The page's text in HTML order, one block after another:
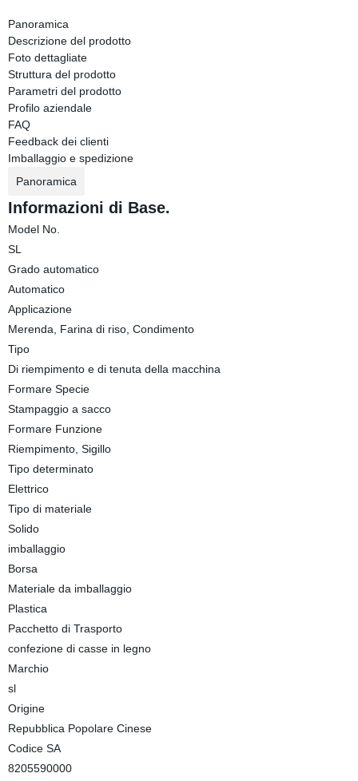
Panoramica
Descrizione del prodotto
Foto dettagliate
Struttura del prodotto
Parametri del prodotto
Profilo aziendale
FAQ
Feedback dei clienti
Imballaggio e spedizione
Panoramica
Informazioni di Base.
Model No.
SL
Grado automatico
Automatico
Applicazione
Merenda, Farina di riso, Condimento
Tipo
Di riempimento e di tenuta della macchina
Formare Specie
Stampaggio a sacco
Formare Funzione
Riempimento, Sigillo
Tipo determinato
Elettrico
Tipo di materiale
Solido
imballaggio
Borsa
Materiale da imballaggio
Plastica
Pacchetto di Trasporto
confezione di casse in legno
Marchio
sl
Origine
Repubblica Popolare Cinese
Codice SA
8205590000